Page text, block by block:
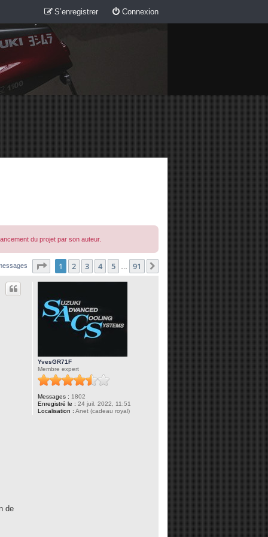
Connexion
S’enregistrer
du projet par son auteur.
Page sur91
1 2 3 4 5 91
YvesGR71F
Membre expert
Messages : 1802
Enregistré le : 24 juil. 2022, 11:51
Localisation : Anet (cadeau royal)
de